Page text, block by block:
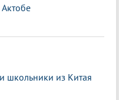
школьники из Китая